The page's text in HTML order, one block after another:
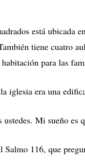
está ubicada
tiene cuatro
para las
iglesia era una
Mi sueño es
Salmo 116, que